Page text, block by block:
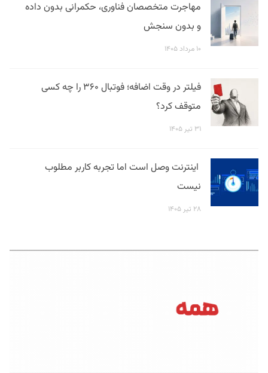
مهاجرت متخصصان فناوری، حکمرانی بدون داده
و بدون سنجش
۱۰ مرداد ۱۴۰۵
فیلتر در وقت اضافه؛ فوتبال ۳۶۰ را چه کسی
متوقف کرد؟
۳۱ تیر ۱۴۰۵
اینترنت وصل است اما تجربه کاربر مطلوب
نیست
۲۸ تیر ۱۴۰۵